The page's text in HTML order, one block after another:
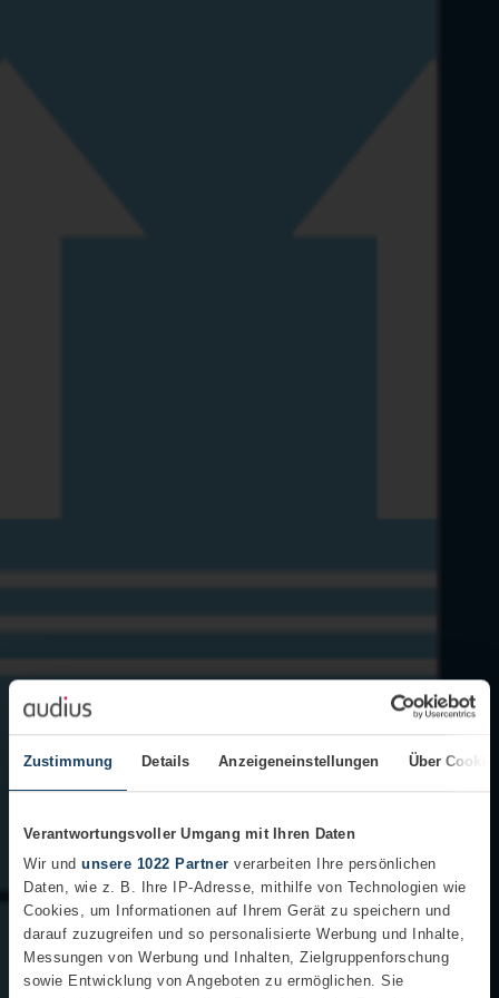
Zustimmung Details Anzeigeneinstellungen Über
Verantwortungsvoller Umgang mit Ihren Daten
Wir undunsere 1022 Partner verarbeiten Ihre persönlichen
Daten, wie z. B. Ihre IP-Adresse, mithilfe von Technologien wie
Cookies, um Informationen auf Ihrem Gerät zu speichern und
darauf zuzugreifen und so personalisierte Werbung und Inhalte,
Messungen von Werbung und Inhalten, Zielgruppenforschung
sowie Entwicklung von Angeboten zu ermöglichen. Sie